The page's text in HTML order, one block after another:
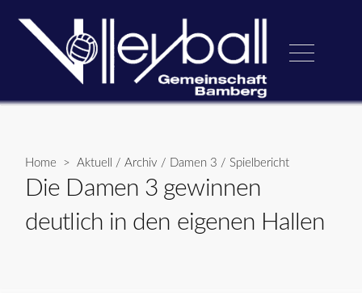
content
Menu
Home > Aktuell / Archiv / Damen 3 / Spielbericht
Die Damen 3 gewinnen
deutlich in den eigenen Hallen